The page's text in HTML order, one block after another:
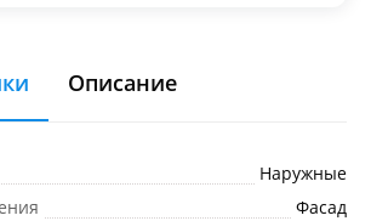
Описание
Наружные
Фасад